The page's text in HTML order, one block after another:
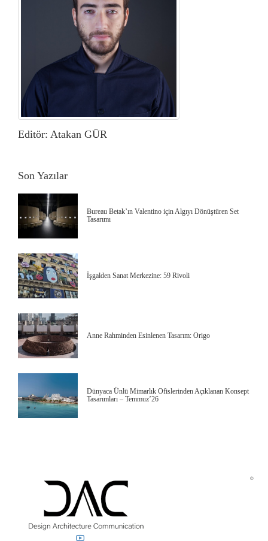
Editör: Atakan GÜR
Son Yazılar
Bureau Betak’ın Valentino için Algıyı Dönüştüren Set
Tasarımı
İşgalden Sanat Merkezine: 59 Rivoli
Anne Rahminden Esinlenen Tasarım: Origo
Dünyaca Ünlü Mimarlık Ofislerinden Açıklanan Konsept
Tasarımları – Temmuz’26
©